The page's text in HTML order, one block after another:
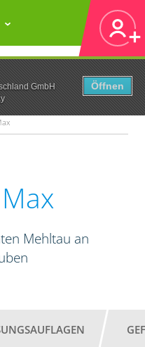
GmbH
Öffnen
Max
Mehltau an